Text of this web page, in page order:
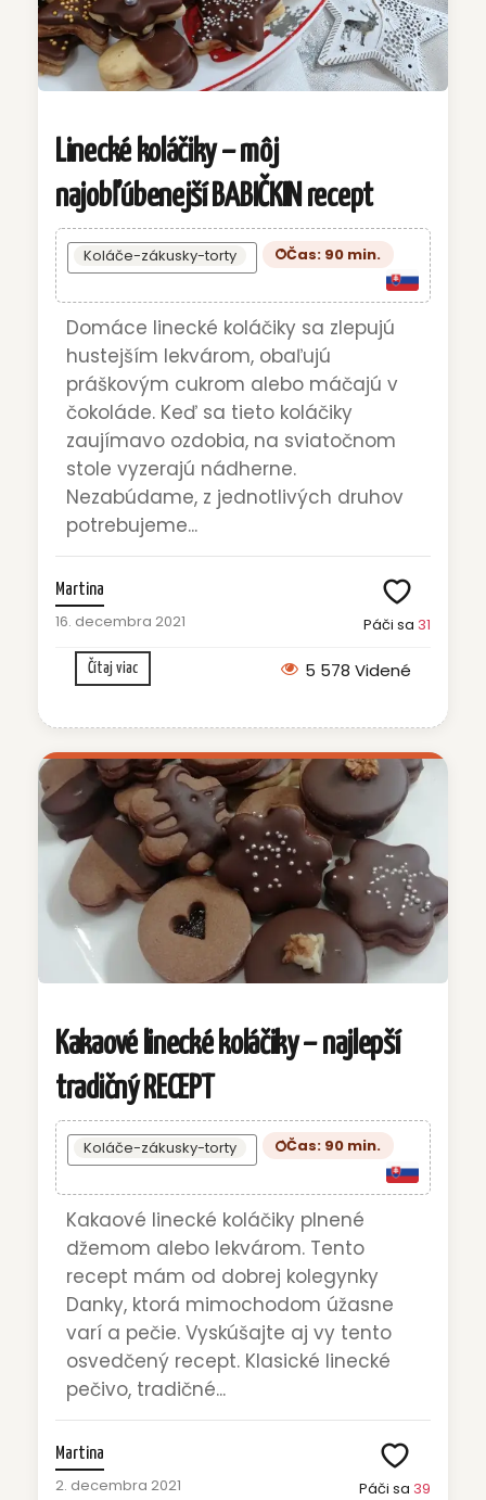
Linecké koláčiky – môj
najobľúbenejší BABIČKIN recept
Čas: 90 min.
Koláče-zákusky-torty
Domáce linecké koláčiky sa zlepujú
hustejším lekvárom, obaľujú
práškovým cukrom alebo máčajú v
čokoláde. Keď sa tieto koláčiky
zaujímavo ozdobia, na sviatočnom
stole vyzerajú nádherne.
Nezabúdame, z jednotlivých druhov
potrebujeme...
Martina
16. decembra 2021 Páči sa 31
Čítaj viac 5 578 Videné
Kakaové linecké koláčiky – najlepší
tradičný RECEPT
Čas: 90 min.
Koláče-zákusky-torty
Kakaové linecké koláčiky plnené
džemom alebo lekvárom. Tento
recept mám od dobrej kolegynky
Danky, ktorá mimochodom úžasne
varí a pečie. Vyskúšajte aj vy tento
osvedčený recept. Klasické linecké
pečivo, tradičné...
Martina
2. decembra 2021 Páči sa 39